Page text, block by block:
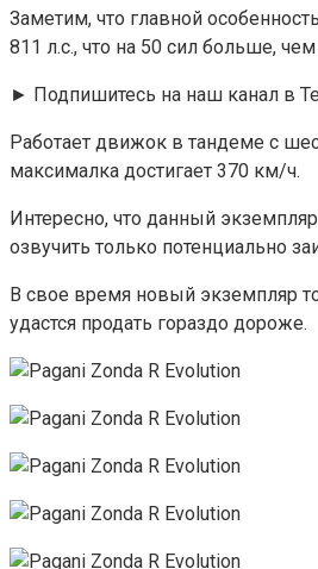
Заметим, что главной
811 л.с., что на 50 сил больше,
► Подпишитесь на наш канал в
Работает движок в тандеме с
максималка достигает 370 км/ч.
Интересно, что данный
озвучить только потенциально
В свое время новый экземпляр
удастся продать гораздо дороже.